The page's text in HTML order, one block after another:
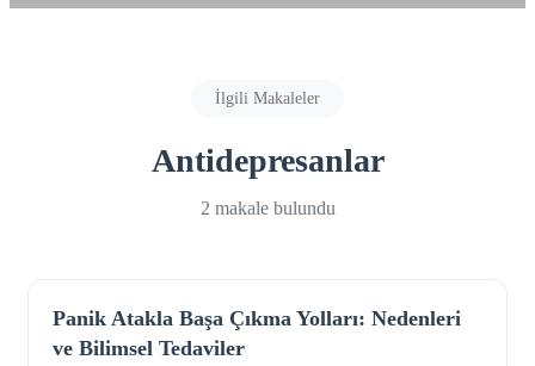
İlgili Makaleler
Antidepresanlar
2 makale bulundu
Panik Atakla Başa Çıkma Yolları: Nedenleri
ve Bilimsel Tedaviler